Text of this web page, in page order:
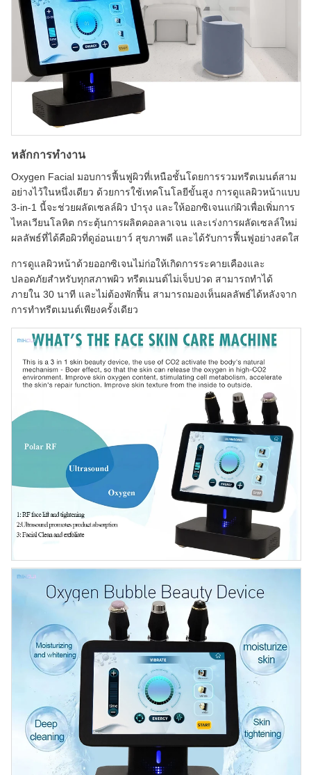
หลักการทำงาน
Oxygen Facial มอบการฟื้นฟูผิวที่เหนือชั้นโดยการรวมทรีตเมนต์สาม
อย่างไว้ในหนึ่งเดียว ด้วยการใช้เทคโนโลยีขั้นสูง การดูแลผิวหน้าแบบ
3-in-1 นี้จะช่วยผลัดเซลล์ผิว บำรุง และให้ออกซิเจนแก่ผิวเพื่อเพิ่มการ
ไหลเวียนโลหิต กระตุ้นการผลิตคอลลาเจน และเร่งการผลัดเซลล์ใหม่
ผลลัพธ์ที่ได้คือผิวที่ดูอ่อนเยาว์ สุขภาพดี และได้รับการฟื้นฟูอย่างสดใส
การดูแลผิวหน้าด้วยออกซิเจนไม่ก่อให้เกิดการระคายเคืองและ
ปลอดภัยสำหรับทุกสภาพผิว ทรีตเมนต์ไม่เจ็บปวด สามารถทำได้
ภายใน 30 นาที และไม่ต้องพักฟื้น สามารถมองเห็นผลลัพธ์ได้หลังจาก
การทำทรีตเมนต์เพียงครั้งเดียว